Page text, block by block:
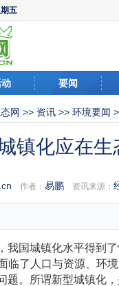
五
要闻
网 >> 资讯 >> 环境要闻
镇化应在生
作者：易鹏 资讯来源：
国城镇化水平得到了
临了人口与资源、环
题。所谓新型城镇化